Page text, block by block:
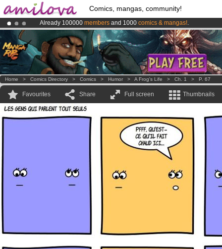
Comics, mangas, community!
Already 100000 members and 1000 comics & mangas!.
Premium membership from3.95 eurosper month !Get membership
AmilovaKickstarter is now LIVE!.
Home > Comics Directory > Comics > Humor > A Frog's Life > Ch. 1 > P. 67
Favourites Share Full screen Thumbnails